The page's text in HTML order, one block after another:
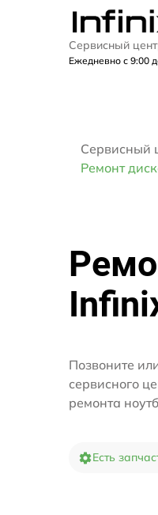
Сервисный
Ежедневно с 9:00
Сервисный
Ремонт
Позвоните
сервисного
ремонта
Есть